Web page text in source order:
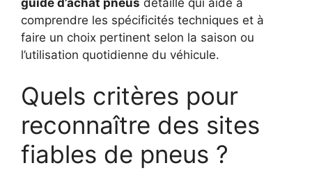
comprendre les spécificités techniques et à
faire un choix pertinent selon la saison ou
l’utilisation quotidienne du véhicule.
Quels critères pour
reconnaître des sites
fiables de pneus ?